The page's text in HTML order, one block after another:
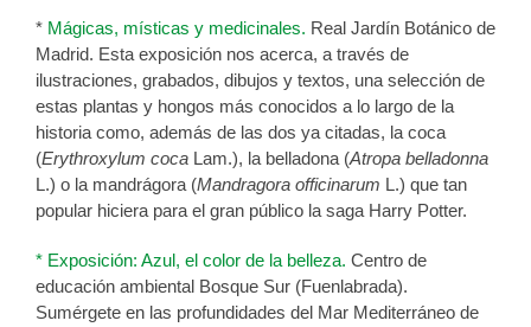
* Mágicas, místicas y medicinales. Real Jardín Botánico de
Madrid. Esta exposición nos acerca, a través de
ilustraciones, grabados, dibujos y textos, una selección de
estas plantas y hongos más conocidos a lo largo de la
historia como, además de las dos ya citadas, la coca
(Erythroxylum coca Lam.), la belladona (Atropa belladonna
L.) o la mandrágora (Mandragora officinarum L.) que tan
popular hiciera para el gran público la saga Harry Potter.
* Exposición: Azul, el color de la belleza. Centro de
educación ambiental Bosque Sur (Fuenlabrada).
Sumérgete en las profundidades del Mar Mediterráneo de